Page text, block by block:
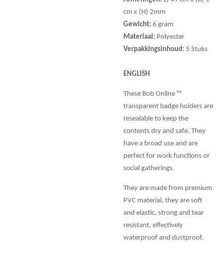
cm x (H) 2mm
Gewicht: 6 gram
Materiaal: Polyester
Verpakkingsinhoud: 5 Stuks
ENGLISH
These Bob Online ™
transparent badge holders are
resealable to keep the
contents dry and safe. They
have a broad use and are
perfect for work functions or
social gatherings.
They are made from premium
PVC material, they are soft
and elastic, strong and tear
resistant, effectively
waterproof and dustproof.